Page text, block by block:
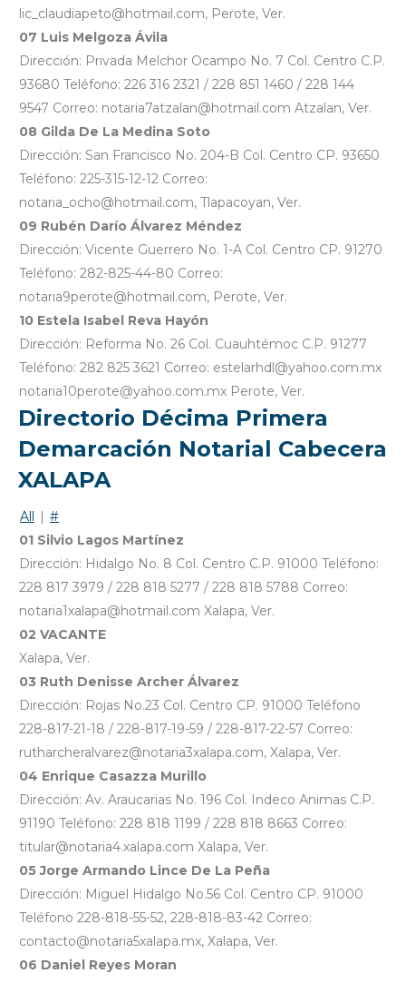
lic_claudiapeto@hotmail.com, Perote, Ver.
07 Luis Melgoza Ávila
Dirección: Privada Melchor Ocampo No. 7 Col. Centro C.P.
93680 Teléfono: 226 316 2321 / 228 851 1460 / 228 144
9547 Correo: notaria7atzalan@hotmail.com Atzalan, Ver.
08 Gilda De La Medina Soto
Dirección: San Francisco No. 204-B Col. Centro CP. 93650
Teléfono: 225-315-12-12 Correo:
notaria_ocho@hotmail.com, Tlapacoyan, Ver.
09 Rubén Darío Álvarez Méndez
Dirección: Vicente Guerrero No. 1-A Col. Centro CP. 91270
Teléfono: 282-825-44-80 Correo:
notaria9perote@hotmail.com, Perote, Ver.
10 Estela Isabel Reva Hayón
Dirección: Reforma No. 26 Col. Cuauhtémoc C.P. 91277
Teléfono: 282 825 3621 Correo: estelarhdl@yahoo.com.mx
notaria10perote@yahoo.com.mx Perote, Ver.
Directorio Décima Primera
Demarcación Notarial Cabecera
XALAPA
All | #
01 Silvio Lagos Martínez
Dirección: Hidalgo No. 8 Col. Centro C.P. 91000 Teléfono:
228 817 3979 / 228 818 5277 / 228 818 5788 Correo:
notaria1xalapa@hotmail.com Xalapa, Ver.
02 VACANTE
Xalapa, Ver.
03 Ruth Denisse Archer Álvarez
Dirección: Rojas No.23 Col. Centro CP. 91000 Teléfono
228-817-21-18 / 228-817-19-59 / 228-817-22-57 Correo:
rutharcheralvarez@notaria3xalapa.com, Xalapa, Ver.
04 Enrique Casazza Murillo
Dirección: Av. Araucarias No. 196 Col. Indeco Animas C.P.
91190 Teléfono: 228 818 1199 / 228 818 8663 Correo:
titular@notaria4.xalapa.com Xalapa, Ver.
05 Jorge Armando Lince De La Peña
Dirección: Miguel Hidalgo No.56 Col. Centro CP. 91000
Teléfono 228-818-55-52, 228-818-83-42 Correo:
contacto@notaria5xalapa.mx, Xalapa, Ver.
06 Daniel Reyes Moran